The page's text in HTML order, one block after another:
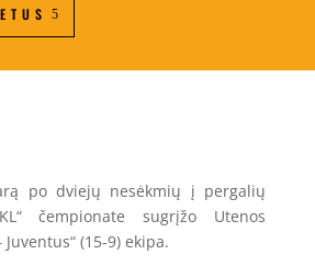
po dviejų nesėkmių į pergalių
čempionate sugrįžo Utenos
(15-9) ekipa.